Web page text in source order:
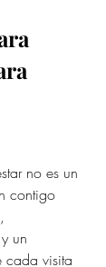
no es un
contigo
un
cada visita